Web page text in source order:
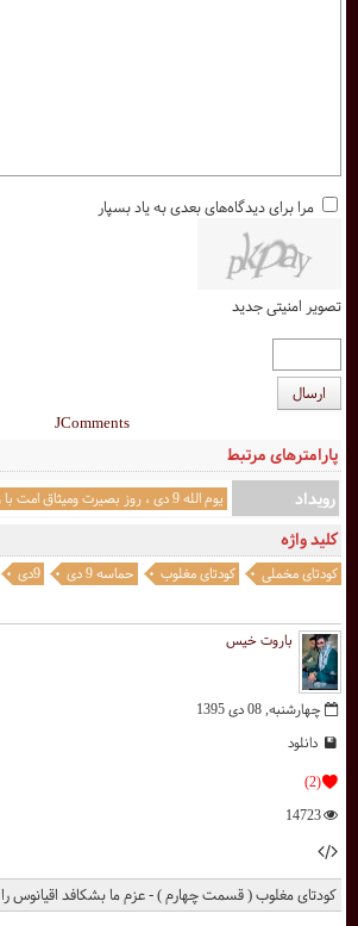
کودتای مغلوب ( قسمت چهارم ) - عزم ما بشکافد اقیانوس را
باروت خیس
چهارشنبه, 08 دی 1395
دانلود
(2)
14723
کلید واژه
کودتای مخملی کودتای مغلوب حماسه 9 دی 9دی
پارامترهای مرتبط
رویداد
یوم الله 9 دی ، روز بصيرت وميثاق امت با ولايت
مرا برای دیدگاه‌های بعدی به یاد بسپار
تصویر امنیتی جدید
ارسال
JComments